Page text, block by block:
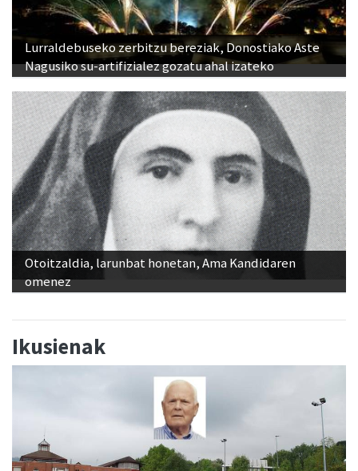
Lurraldebuseko zerbitzu bereziak, Donostiako Aste
Nagusiko su-artifizialez gozatu ahal izateko
Otoitzaldia, larunbat honetan, Ama Kandidaren
omenez